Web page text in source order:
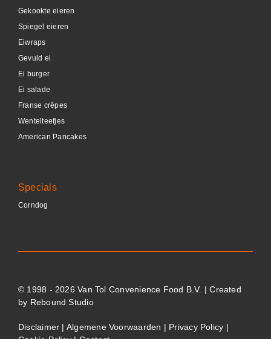
Gekookte eieren
Spiegel eieren
Eiwraps
Gevuld ei
Ei burger
Ei salade
Franse crêpes
Wentelteefjes
American Pancakes
Specials
Corndog
© 1998 - 2026 Van Tol Convenience Food B.V. | Created
by Rebound Studio
Disclaimer | Algemene Voorwaarden | Privacy Policy |